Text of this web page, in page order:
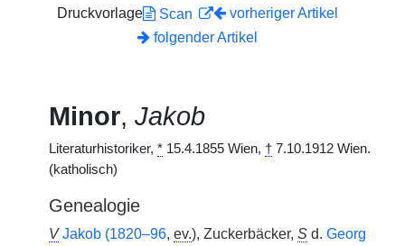
Druckvorlage
Scan
vorheriger Artikel
folgender Artikel
Minor, Jakob
Literaturhistoriker, * 15.4.1855 Wien, † 7.10.1912 Wien.
(katholisch)
Genealogie
V Jakob (1820–96, ev.), Zuckerbäcker, S d. Georg